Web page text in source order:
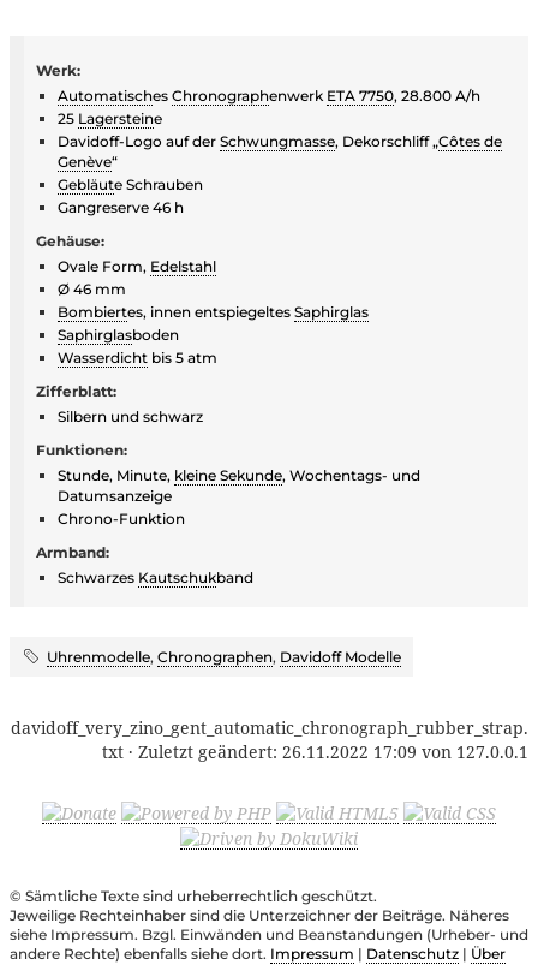
Werk:
Automatisches Chronographenwerk ETA 7750, 28.800 A/h
25 Lagersteine
Davidoff-Logo auf der Schwungmasse, Dekorschliff „Côtes de
Genève“
Gebläute Schrauben
Gangreserve 46 h
Gehäuse:
Ovale Form, Edelstahl
Ø 46 mm
Bombiertes, innen entspiegeltes Saphirglas
Saphirglasboden
Wasserdicht bis 5 atm
Zifferblatt:
Silbern und schwarz
Funktionen:
Stunde, Minute, kleine Sekunde, Wochentags- und
Datumsanzeige
Chrono-Funktion
Armband:
Schwarzes Kautschukband
Uhrenmodelle, Chronographen, Davidoff Modelle
davidoff_very_zino_gent_automatic_chronograph_rubber_strap.
txt · Zuletzt geändert: 26.11.2022 17:09 von 127.0.0.1
© Sämtliche Texte sind urheberrechtlich geschützt.
Jeweilige Rechteinhaber sind die Unterzeichner der Beiträge. Näheres
siehe Impressum. Bzgl. Einwänden und Beanstandungen (Urheber- und
andere Rechte) ebenfalls siehe dort. Impressum | Datenschutz | Über